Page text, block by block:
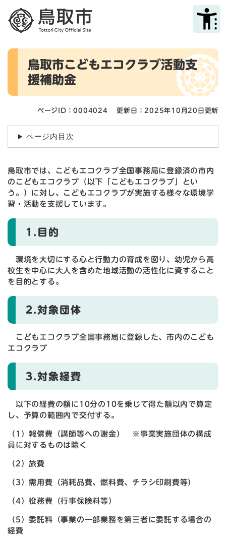
メニューを飛ばして本文へ
本
鳥取市こどもエコクラブ活動支
援補助金
ページID：0004024 更新日：2025年10月20日更新
ページ内目次
鳥取市では、こどもエコクラブ全国事務局に登録済の市内
のこどもエコクラブ（以下「こどもエコクラブ」とい
う。）に対し、こどもエコクラブが実施する様々な環境学
習・活動を支援しています。
1.目的
環境を大切にする心と行動力の育成を図り、幼児から高
校生を中心に大人を含めた地域活動の活性化に資すること
を目的とする。
2.対象団体
こどもエコクラブ全国事務局に登録した、市内のこども
エコクラブ
3.対象経費
以下の経費の額に10分の10を乗じて得た額以内で算定
し、予算の範囲内で交付する。
（1）報償費（講師等への謝金） ※事業実施団体の構成
員に対するものは除く
（2）旅費
（3）需用費（消耗品費、燃料費、チラシ印刷費等）
（4）役務費（行事保険料等）
（5）委託料（事業の一部業務を第三者に委託する場合の
経費